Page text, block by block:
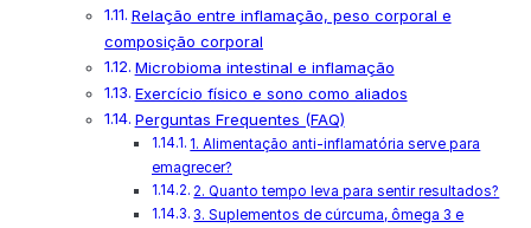
Relação entre inflamação, peso corporal e
composição corporal
Microbioma intestinal e inflamação
Exercício físico e sono como aliados
Perguntas Frequentes (FAQ)
1. Alimentação anti-inflamatória serve para
emagrecer?
2. Quanto tempo leva para sentir resultados?
3. Suplementos de cúrcuma, ômega 3 e